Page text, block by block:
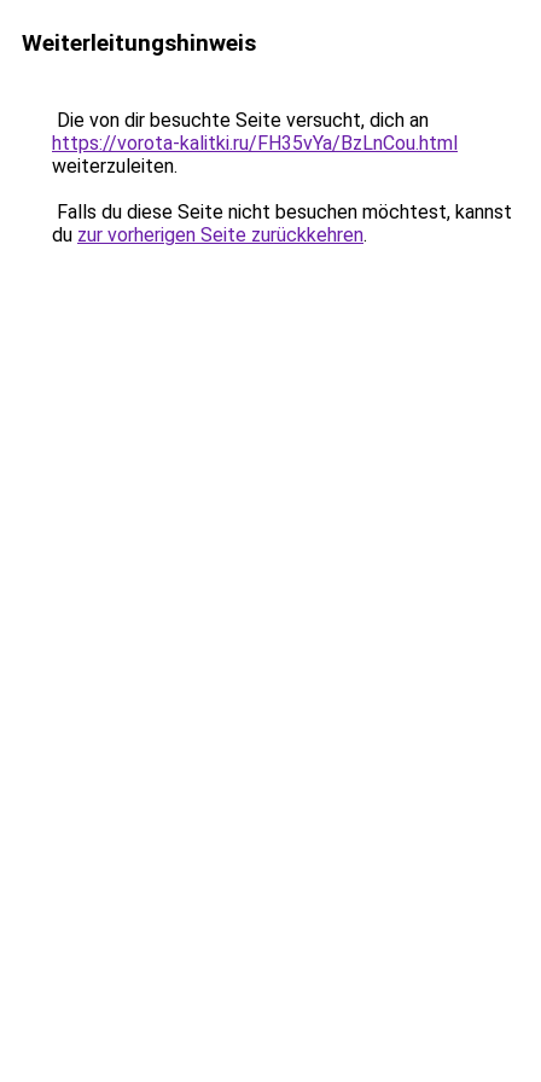
Weiterleitungshinweis
Die von dir besuchte Seite versucht, dich an
https://vorota-kalitki.ru/FH35vYa/BzLnCou.html
weiterzuleiten.
Falls du diese Seite nicht besuchen möchtest, kannst
du zur vorherigen Seite zurückkehren.